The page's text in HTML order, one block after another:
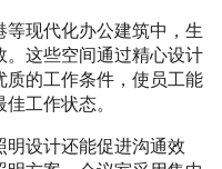
现代化办公建筑中，生
。这些空间通过精心设计
质的工作条件，使员工能
工作状态。
明设计还能促进沟通效